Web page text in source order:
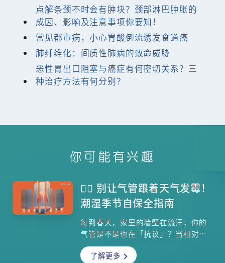
点解条颈不时会有肿块？颈部淋巴肿胀的
成因、影响及注意事项你要知！
常见都市病，小心胃酸倒流诱发食道癌
肺纤维化：间质性肺病的致命威胁
恶性胃出口阻塞与癌症有何密切关系？三
种治疗方法有何分别？
你可能有兴趣
️ 别让气管跟着天气发霉！
潮湿季节自保全指南
每到春天，家里的墙壁在流汗，你的
气管是不是也在「抗议」？当相对湿
度飙升至 90% 以上，呼吸总觉得沉
重、喉咙卡痰？这不只是心理作用。
了解更多